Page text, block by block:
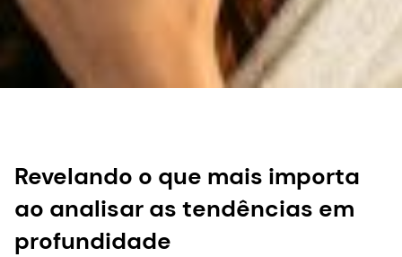
Revelando o que mais importa
ao analisar as tendências em
profundidade